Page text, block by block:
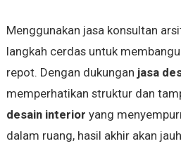
Menggunakan jasa konsultan
langkah cerdas untuk
repot. Dengan dukungan jasa
memperhatikan struktur dan
desain interior yang
dalam ruang, hasil akhir akan